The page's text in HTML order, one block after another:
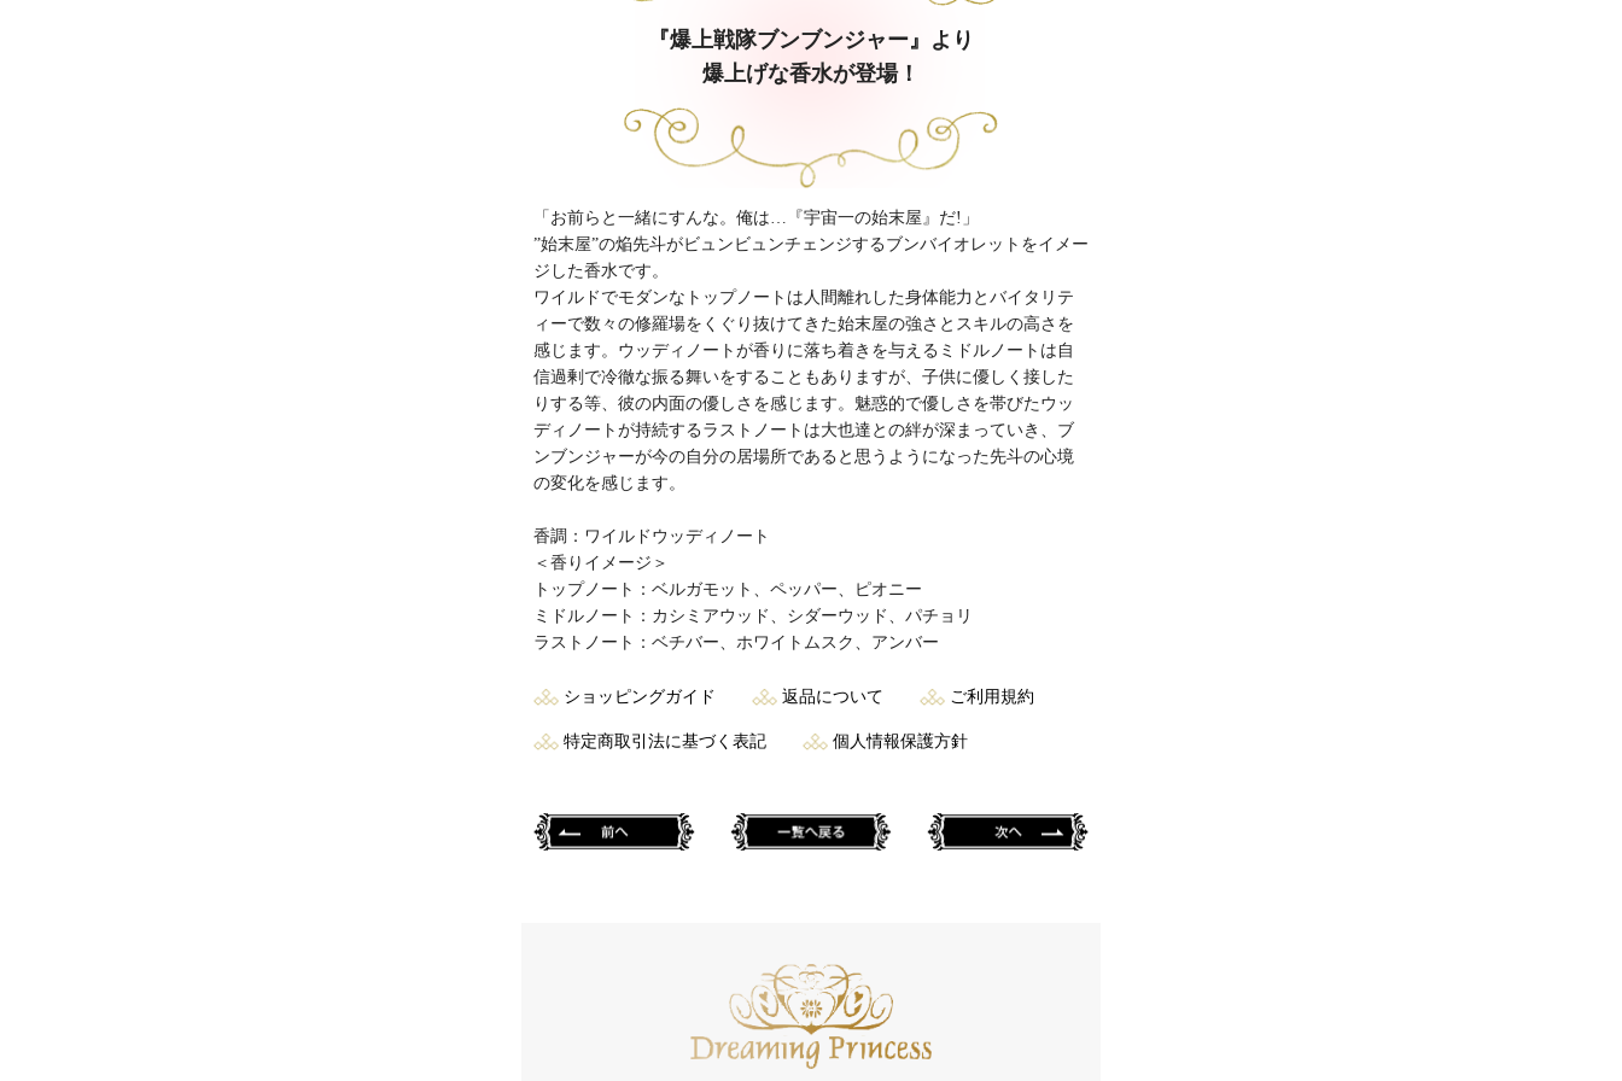
『爆上戦隊ブンブンジャー』より
爆上げな香水が登場！
「お前らと一緒にすんな。俺は…『宇宙一の始末屋』だ!」
”始末屋”の焔先斗がビュンビュンチェンジするブンバイオレットをイメー
ジした香水です。
ワイルドでモダンなトップノートは人間離れした身体能力とバイタリテ
ィーで数々の修羅場をくぐり抜けてきた始末屋の強さとスキルの高さを
感じます。ウッディノートが香りに落ち着きを与えるミドルノートは自
信過剰で冷徹な振る舞いをすることもありますが、子供に優しく接した
りする等、彼の内面の優しさを感じます。魅惑的で優しさを帯びたウッ
ディノートが持続するラストノートは大也達との絆が深まっていき、ブ
ンブンジャーが今の自分の居場所であると思うようになった先斗の心境
の変化を感じます。
香調：ワイルドウッディノート
＜香りイメージ＞
トップノート：ベルガモット、ペッパー、ピオニー
ミドルノート：カシミアウッド、シダーウッド、パチョリ
ラストノート：ベチバー、ホワイトムスク、アンバー
ショッピングガイド 返品について ご利用規約
特定商取引法に基づく表記 個人情報保護方針